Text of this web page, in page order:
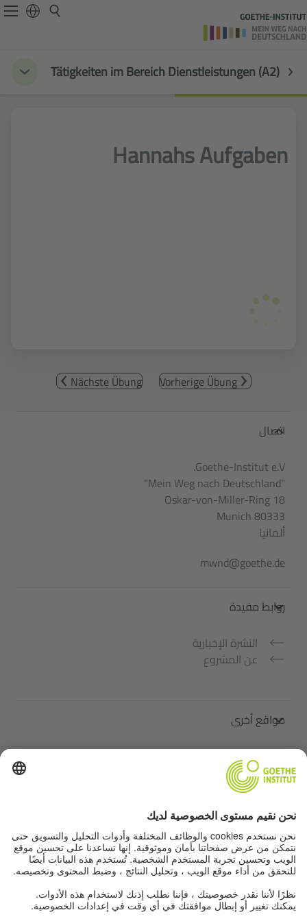
Tätigkeiten im Bereich Dienstleistungen (A2)
Hannahs Aufgaben
Vorherige Übung
Nächste Übung
Service- und Informationsbereich
اتصال
Goethe-Institut e.V.
"Mein Weg nach Deutschland"
Oskar-von-Miller-Ring 18
80333 Munich
ألمانيا
mwnd@goethe.de
روابط مفيدة
النشرة الإخبارية
عن المشروع
مواقع أخرى
ملتقى "اللغة الألمانية من أجلك"
تعلم الألمانية مجانًا
دورات اللغة الألمانية في معهد غوته
Lehrkräfteportal „Deutschstunde“
الخصوصية وإمكانية الوصول
إعدادات الخصوصية